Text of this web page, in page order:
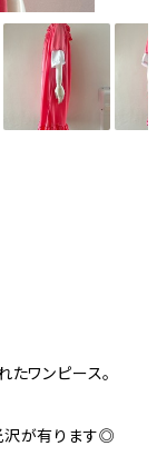
ワンピース。
沢が有ります◎